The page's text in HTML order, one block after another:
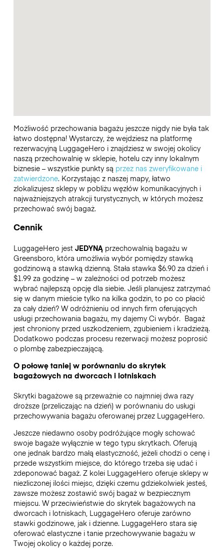
Możliwość przechowania bagażu jeszcze nigdy nie była tak
łatwo dostępna! Wystarczy, że wejdziesz na platformę
rezerwacyjną LuggageHero i znajdziesz w swojej okolicy
naszą przechowalnię w sklepie, hotelu czy inny lokalnym
biznesie – wszystkie punkty są przez nas zweryfikowane i
zatwierdzone. Korzystając z naszej mapy, łatwo
zlokalizujesz sklepy w pobliżu węzłów komunikacyjnych i
najważniejszych atrakcji turystycznych, w których możesz
przechować swój bagaż.
Cennik
LuggageHero jest JEDYNĄprzechowalnią bagażu w
Greensboro, która umożliwia wybór pomiędzy stawką
godzinową a stawką dzienną. Stała stawka $6.90 za dzień i
$1.99 za godzinę – w zależności od potrzeb możesz
wybrać najlepszą opcję dla siebie. Jeśli planujesz zatrzymać
się w danym mieście tylko na kilka godzin, to po co płacić
za cały dzień? W odróżnieniu od innych firm oferujących
usługi przechowania bagażu, my dajemy Ci wybór. Bagaż
jest chroniony przed uszkodzeniem, zgubieniem i kradzieżą.
Dodatkowo podczas procesu rezerwacji możesz poprosić
o plombę zabezpieczającą.
O połowę taniej w porównaniu do skrytek
bagażowych na dworcach i lotniskach
Skrytki bagażowe są przeważnie co najmniej dwa razy
droższe (przeliczając na dzień) w porównaniu do usługi
przechowywania bagażu oferowanej przez LuggageHero.
Jeszcze niedawno osoby podróżujące mogły schować
swoje bagaże wyłącznie w tego typu skrytkach. Oferują
one jednak bardzo małą elastyczność, jeżeli chodzi o cenę i
przede wszystkim miejsce, do którego trzeba się udać i
zdeponować bagaż. Z kolei LuggageHero oferuje sklepy w
niezliczonej ilości miejsc, dzięki czemu gdziekolwiek jesteś,
zawsze możesz zostawić swój bagaż w bezpiecznym
miejscu. W przeciwieństwie do skrytek bagażowych na
dworcach i lotniskach, LuggageHero oferuje zarówno
stawki godzinowe, jak i dzienne. LuggageHero stara się
oferować elastyczne i tanie przechowywanie bagażu w
Twojej okolicy o każdej porze.